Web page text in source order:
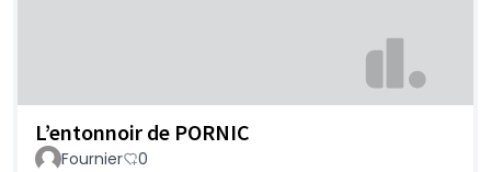
L’entonnoir de PORNIC
Fournier 0